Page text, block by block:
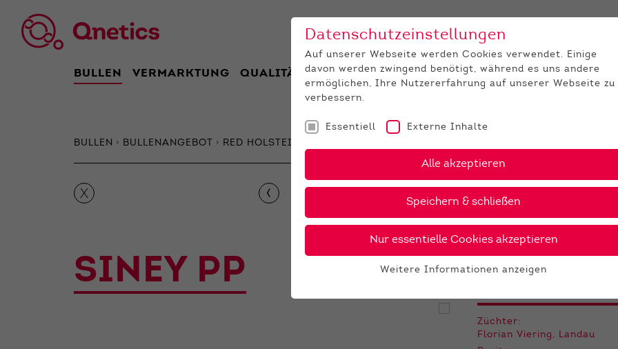
BULLEN VERMARKTUNG QUALITÄT JUNGZÜCHTER
BULLEN BULLENANGEBOT RED HOLSTEIN
X ‹ ›
SINEY PP 24 €
Züchter:
Florian Viering, Landau
Datenschutzeinstellungen
Auf unserer Webseite werden Cookies verwendet. Einige
davon werden zwingend benötigt, während es uns andere
ermöglichen, Ihre Nutzererfahrung auf unserer Webseite zu
verbessern.
Essentiell Externe Inhalte
Alle akzeptieren
Speichern & schließen
Nur essentielle Cookies akzeptieren
die Webseite einwandfrei funktioniert.
Weitere Informationen anzeigen